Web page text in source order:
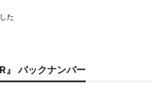
た
』 バックナンバー